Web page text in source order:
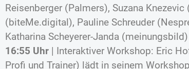
Reisenberger (Palmers), Suzana
(biteMe.digital), Pauline Schreuder
Katharina Scheyerer-Janda (meinungsbild)
­16:55 Uhr | Interaktiver Workshop: Eric
Profi und Trainer) lädt in seinem